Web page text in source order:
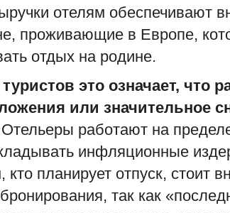
отелям обеспечивают
проживающие в Европе,
отдых на родине.
это означает, что
или значительное
Отельеры работают на
инфляционные
кто планирует отпуск, стоит
так как